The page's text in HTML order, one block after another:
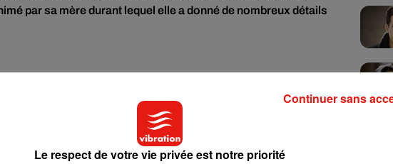
par sa mère durant lequel elle a donné de nombreux détails
de la maison de la famille des Smith, entre Jada, sa mère
dernier épisode diffusé lundi, et déjà visionné plus de 8 millions
sa découverte du plaisir
que je sache que le plaisir venait de moi. Elle ne voulait
Le respect de votre vie privée est notre priorité
Continuer sans